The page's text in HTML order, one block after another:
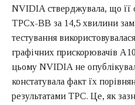
NVIDIA стверджувала, що її
TPCx-BB за 14,5 хвилини
тестування
графічних прискорювачів
цьому NVIDIA не
констатувала факт їх
результатами TPC. Це, як